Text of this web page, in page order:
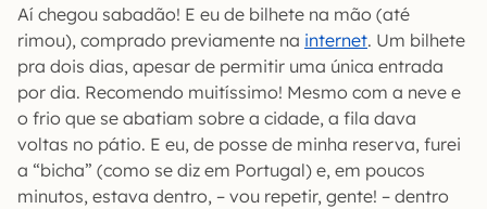
Aí chegou sabadão! E eu de bilhete na mão (até
rimou), comprado previamente na internet. Um bilhete
pra dois dias, apesar de permitir uma única entrada
por dia. Recomendo muitíssimo! Mesmo com a neve e
o frio que se abatiam sobre a cidade, a fila dava
voltas no pátio. E eu, de posse de minha reserva, furei
a “bicha” (como se diz em Portugal) e, em poucos
minutos, estava dentro, – vou repetir, gente! – dentro